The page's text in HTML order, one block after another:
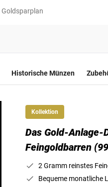
Goldsparplan
Historische Münzen
Kollektion
Das Gold-Anlage-
Feingoldbarren
2 Gramm reinstes
Bequeme monatliche